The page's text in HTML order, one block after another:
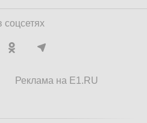
соцсетях
Реклама на E1.RU